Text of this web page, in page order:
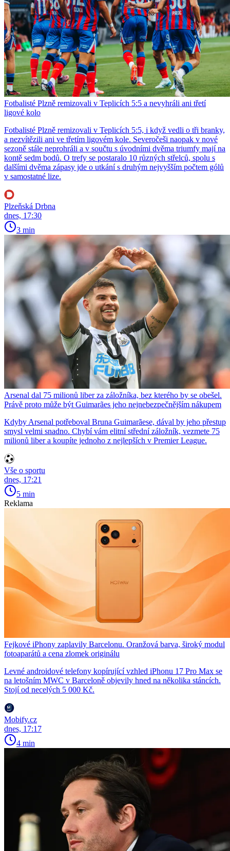
Fotbalisté Plzně remizovali v Teplicích 5:5 a nevyhráli ani třetí
ligové kolo
Fotbalisté Plzně remizovali v Teplicích 5:5, i když vedli o tři branky,
a nezvítězili ani ve třetím ligovém kole. Severočeši naopak v nové
sezoně stále neprohráli a v součtu s úvodními dvěma triumfy mají na
kontě sedm bodů. O trefy se postaralo 10 různých střelců, spolu s
dalšími dvěma zápasy jde o utkání s druhým nejvyšším počtem gólů
v samostatné lize.
Plzeňská Drbna
dnes, 17:30
3 min
Arsenal dal 75 milionů liber za záložníka, bez kterého by se obešel.
Právě proto může být Guimarães jeho nejnebezpečnějším nákupem
Kdyby Arsenal potřeboval Bruna Guimarãese, dával by jeho přestup
smysl velmi snadno. Chybí vám elitní střední záložník, vezmete 75
milionů liber a koupíte jednoho z nejlepších v Premier League.
Vše o sportu
dnes, 17:21
5 min
Reklama
Fejkové iPhony zaplavily Barcelonu. Oranžová barva, široký modul
fotoaparátů a cena zlomek originálu
Levné androidové telefony kopírující vzhled iPhonu 17 Pro Max se
na letošním MWC v Barceloně objevily hned na několika stáncích.
Stojí od necelých 5 000 Kč.
Mobify.cz
dnes, 17:17
4 min